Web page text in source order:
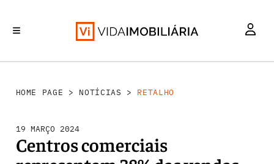
HOME PAGE > NOTÍCIAS > RETALHO
19 MARÇO 2024
Centros comerciais